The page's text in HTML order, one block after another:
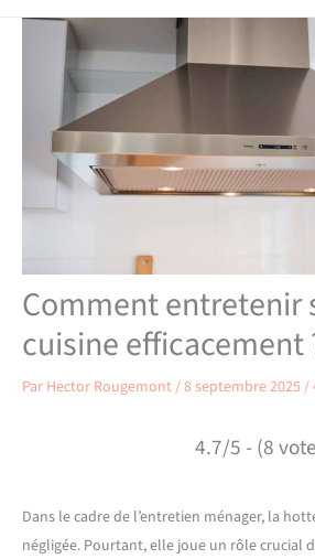
Comment entretenir
cuisine efficacement
Par Hector Rougemont/8 septembre 2025/
4.7/5 - (8
Dans le cadre de l’entretien ménager, la
négligée. Pourtant, elle joue un rôle crucial